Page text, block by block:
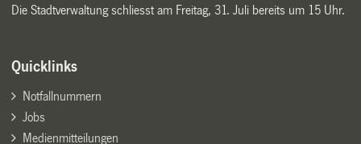
Die Stadtverwaltung schliesst am Freitag, 31. Juli bereits um 15 Uhr.
Quicklinks
Notfallnummern
Jobs
Medienmitteilungen